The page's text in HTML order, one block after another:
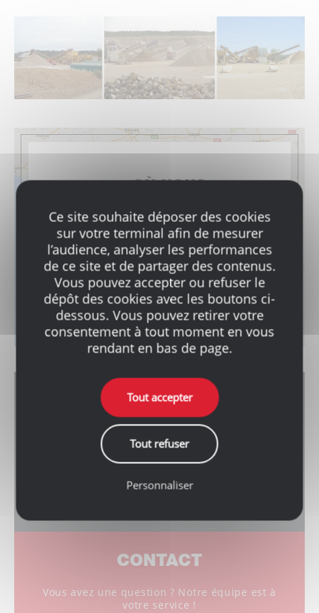
Toutes les informations pratiques
de nos points de vente.
Toutes nos agences
DEMANDEZ UN DEVIS
Gratuit et sans engagement, faites-nous part de
votre projet !
Demandez un devis
CONTACT
Vous avez une question ? Notre équipe est à
votre service !
Ce site souhaite déposer des cookies
sur votre terminal afin de mesurer
l’audience, analyser les performances
de ce site et de partager des contenus.
Vous pouvez accepter ou refuser le
dépôt des cookies avec les boutons ci-
dessous. Vous pouvez retirer votre
consentement à tout moment en vous
rendant en bas de page.
Tout accepter
Tout refuser
Personnaliser